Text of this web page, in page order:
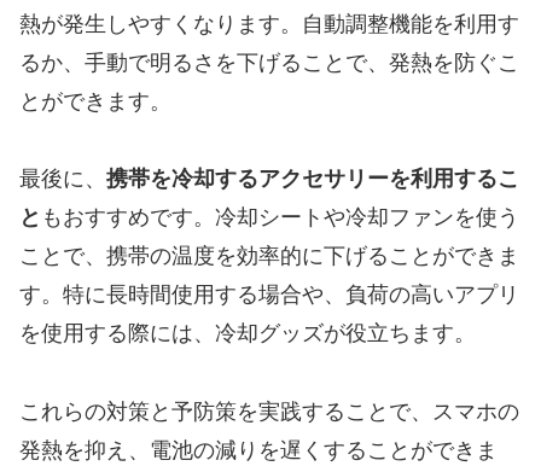
熱が発生しやすくなります。自動調整機能を利用す
るか、手動で明るさを下げることで、発熱を防ぐこ
とができます。
最後に、 携帯を冷却するアクセサリーを利用するこ
と もおすすめです。冷却シートや冷却ファンを使う
ことで、携帯の温度を効率的に下げることができま
す。特に長時間使用する場合や、負荷の高いアプリ
を使用する際には、冷却グッズが役立ちます。
これらの対策と予防策を実践することで、スマホの
発熱を抑え、電池の減りを遅くすることができま